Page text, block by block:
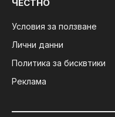
ЧЕСТНО
Условия за ползване
Лични данни
Политика за бисквтики
Реклама